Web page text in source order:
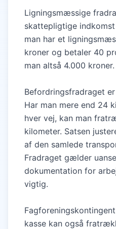
Ligningsmæssige
skattepligtige
man har et
kroner og betaler 40
man altså 4.000 kroner.
Befordringsfradraget
Har man mere end 24
hver vej, kan man
kilometer. Satsen
af den samlede
Fradraget gælder
dokumentation for
vigtig.
kasse kan også